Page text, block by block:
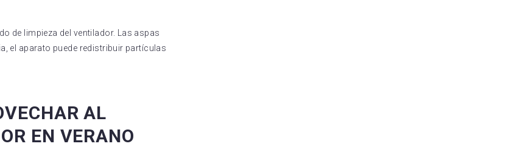
de limpieza del ventilador. Las aspas
el aparato puede redistribuir partículas
AL
EN VERANO